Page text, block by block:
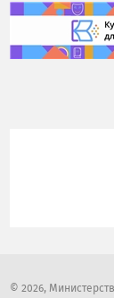
2026,